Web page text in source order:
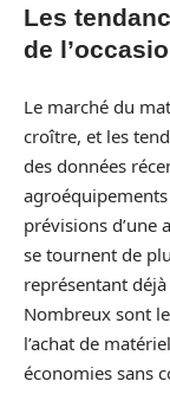
Les
de
Le marché du
croître, et les
des données
prévisions d’une
se tournent de
représentant
Nombreux sont
l’achat de
économies sans